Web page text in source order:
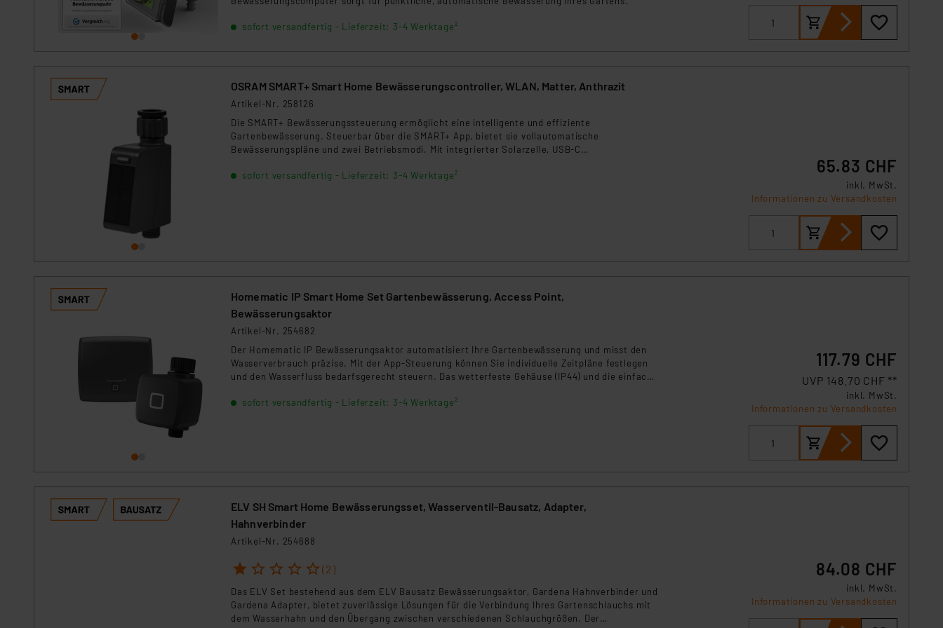
Datenschutz nach EU-Standards eingestuft wird. So besteht etwa das Risiko, dass US-Behörden personenbezogene
Daten in Überwachungsprogrammen verarbeiten, ohne dass hiergegen Klagemöglichkeiten für Europäer bestehen.
Impressum | Datenschutzerklärung
sofort versandfertig - Lieferzeit: 3-4 Werktage²
OSRAM SMART+ Smart Home Bewässerungscontroller, WLAN, Matter, Anthrazit
Artikel-Nr. 258126
Die SMART+ Bewässerungssteuerung ermöglicht eine intelligente und effiziente
Gartenbewässerung. Steuerbar über die SMART+ App, bietet sie vollautomatische
Bewässerungspläne und zwei Betriebsmodi. Mit integrierter Solarzelle, USB-C
sofort versandfertig - Lieferzeit: 3-4 Werktage²
65.83 CHF
inkl. MwSt.
Informationen zu Versandkosten
Homematic IP Smart Home Set Gartenbewässerung, Access Point,
Bewässerungsaktor
Artikel-Nr. 254682
Der Homematic IP Bewässerungsaktor automatisiert Ihre Gartenbewässerung und misst den
Wasserverbrauch präzise. Mit der App-Steuerung können Sie individuelle Zeitpläne festlegen
und den Wasserfluss bedarfsgerecht steuern. Das wetterfeste Gehäuse (IP44) und die einfache
sofort versandfertig - Lieferzeit: 3-4 Werktage²
117.79 CHF
UVP 148.70 CHF **
inkl. MwSt.
Informationen zu Versandkosten
ELV SH Smart Home Bewässerungsset, Wasserventil-Bausatz, Adapter,
Hahnverbinder
Artikel-Nr. 254688
1 2 3 4 5 (2)
Das ELV Set bestehend aus dem ELV Bausatz Bewässerungsaktor, Gardena Hahnverbinder und
Gardena Adapter, bietet zuverlässige Lösungen für die Verbindung Ihres Gartenschlauchs mit
dem Wasserhahn und den Übergang zwischen verschiedenen Schlauchgrößen. Der
84.08 CHF
inkl. MwSt.
Informationen zu Versandkosten